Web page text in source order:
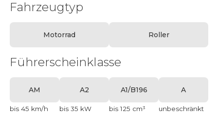
Fahrzeugtyp
Motorrad Roller
Führerscheinklasse
AM
bis 45 km/h
A2
bis 35 kW
A1/B196
bis 125 cm³
A
unbeschränkt